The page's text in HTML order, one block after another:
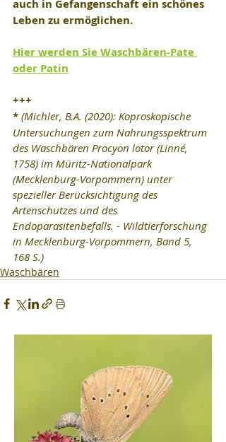
auch in Gefangenschaft ein schönes
Leben zu ermöglichen.
Hier werden Sie Waschbären-Pate
oder Patin
+++
* (Michler, B.A. (2020): Koproskopische
Untersuchungen zum Nahrungsspektrum
des Waschbären Procyon lotor (Linné,
1758) im Müritz-Nationalpark
(Mecklenburg-Vorpommern) unter
spezieller Berücksichtigung des
Artenschutzes und des
Endoparasitenbefalls. - Wildtierforschung
in Mecklenburg-Vorpommern, Band 5,
168 S.)
Waschbären